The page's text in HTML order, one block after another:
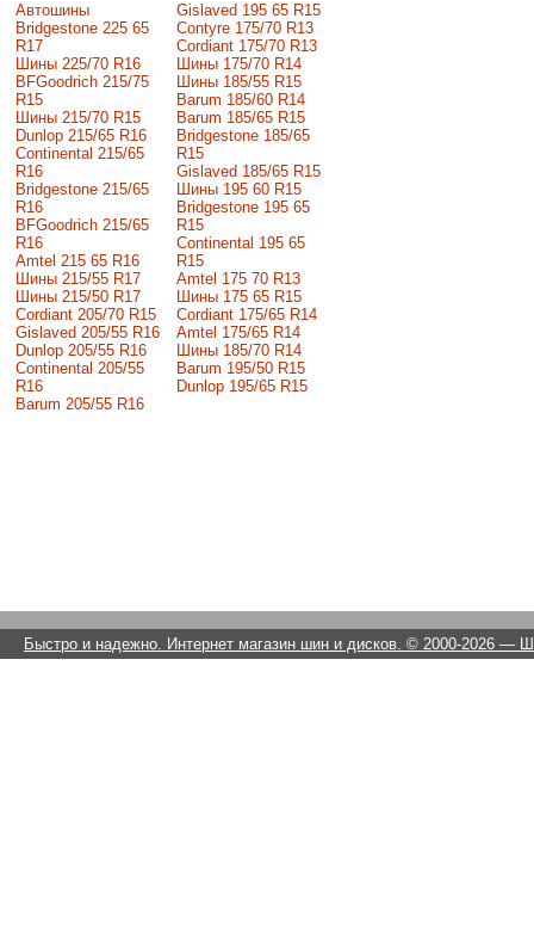
Автошины
Bridgestone 225 65
R17
Шины 225/70 R16
BFGoodrich 215/75
R15
Шины 215/70 R15
Dunlop 215/65 R16
Continental 215/65
R16
Bridgestone 215/65
R16
BFGoodrich 215/65
R16
Amtel 215 65 R16
Шины 215/55 R17
Шины 215/50 R17
Сordiant 205/70 R15
Gislaved 205/55 R16
Dunlop 205/55 R16
Continental 205/55
R16
Barum 205/55 R16
Gislaved 195 65 R15
Contyre 175/70 R13
Cordiant 175/70 R13
Шины 175/70 R14
Шины 185/55 R15
Barum 185/60 R14
Barum 185/65 R15
Bridgestone 185/65
R15
Gislaved 185/65 R15
Шины 195 60 R15
Bridgestone 195 65
R15
Continental 195 65
R15
Amtel 175 70 R13
Шины 175 65 R15
Cordiant 175/65 R14
Amtel 175/65 R14
Шины 185/70 R14
Barum 195/50 R15
Dunlop 195/65 R15
Быстро и надежно. Интернет магазин шин и дисков. © 2000-2026 —